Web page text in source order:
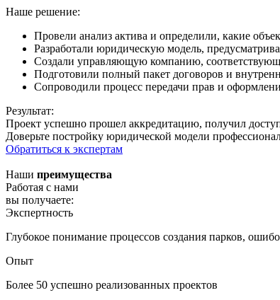
Наше решение:
Провели анализ актива и определили, какие
Разработали юридическую модель,
Создали управляющую компанию,
Подготовили полный пакет договоров и
Сопроводили процесс передачи прав и
Результат:
Проект успешно прошел аккредитацию, получил
Доверьте постройку юридической модели
Обратиться к экспертам
Наши преимущества
Работая с нами
вы получаете:
Экспертность
Глубокое понимание процессов создания парков,
Опыт
Более 50 успешно реализованных проектов